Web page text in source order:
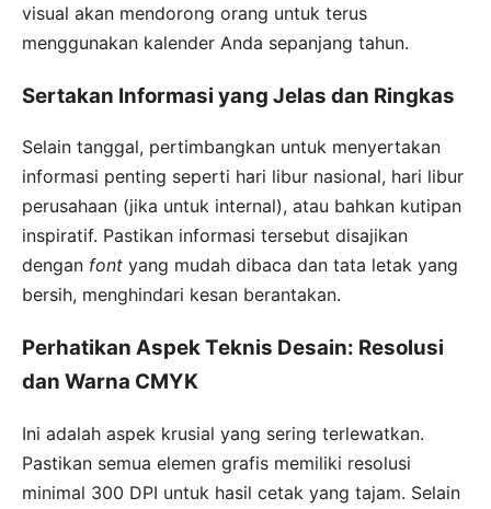
visual akan mendorong orang untuk terus
menggunakan kalender Anda sepanjang tahun.
Sertakan Informasi yang Jelas dan Ringkas
Selain tanggal, pertimbangkan untuk menyertakan
informasi penting seperti hari libur nasional, hari libur
perusahaan (jika untuk internal), atau bahkan kutipan
inspiratif. Pastikan informasi tersebut disajikan
dengan font yang mudah dibaca dan tata letak yang
bersih, menghindari kesan berantakan.
Perhatikan Aspek Teknis Desain: Resolusi
dan Warna CMYK
Ini adalah aspek krusial yang sering terlewatkan.
Pastikan semua elemen grafis memiliki resolusi
minimal 300 DPI untuk hasil cetak yang tajam. Selain